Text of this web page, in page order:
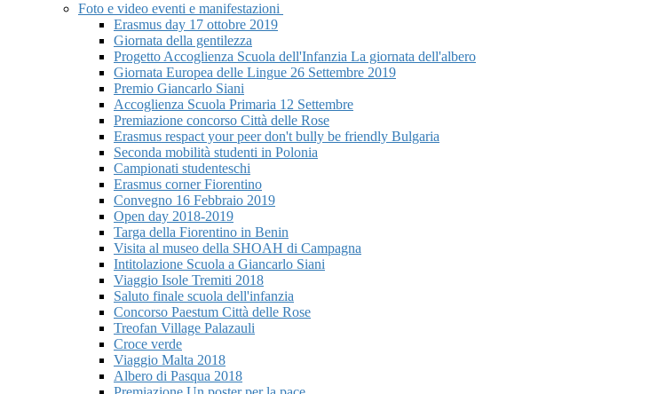
Foto e video eventi e manifestazioni
Erasmus day 17 ottobre 2019
Giornata della gentilezza
Progetto Accoglienza Scuola dell'Infanzia La giornata dell'albero
Giornata Europea delle Lingue 26 Settembre 2019
Premio Giancarlo Siani
Accoglienza Scuola Primaria 12 Settembre
Premiazione concorso Città delle Rose
Erasmus respact your peer don't bully be friendly Bulgaria
Seconda mobilità studenti in Polonia
Campionati studenteschi
Erasmus corner Fiorentino
Convegno 16 Febbraio 2019
Open day 2018-2019
Targa della Fiorentino in Benin
Visita al museo della SHOAH di Campagna
Intitolazione Scuola a Giancarlo Siani
Viaggio Isole Tremiti 2018
Saluto finale scuola dell'infanzia
Concorso Paestum Città delle Rose
Treofan Village Palazauli
Croce verde
Viaggio Malta 2018
Albero di Pasqua 2018